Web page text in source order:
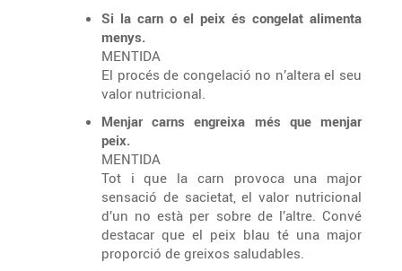
Si la carn o el peix és congelat alimenta
menys.
MENTIDA
El procés de congelació no n’altera el seu
valor nutricional.
Menjar carns engreixa més que menjar
peix.
MENTIDA
Tot i que la carn provoca una major
sensació de sacietat, el valor nutricional
d’un no està per sobre de l’altre. Convé
destacar que el peix blau té una major
proporció de greixos saludables.